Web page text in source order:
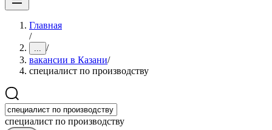
Главная
/
... /
вакансии в Казани/
специалист по производству
специалист по производству